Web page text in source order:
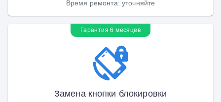
Время ремонта: уточняйте
Гарантия 6 месяцев
Замена кнопки блокировки